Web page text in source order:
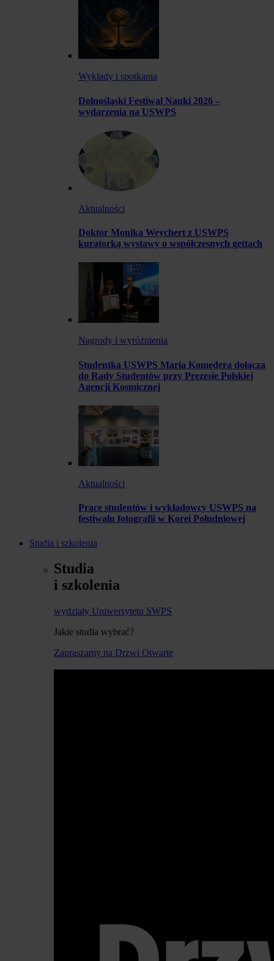
Wykłady i spotkania
Dolnośląski Festiwal Nauki 2026 –
wydarzenia na USWPS
Aktualności
Doktor Monika Weychert z USWPS
kuratorką wystawy o współczesnych gettach
Nagrody i wyróżnienia
Studentka USWPS Maria Komędera dołącza
do Rady Studentów przy Prezesie Polskiej
Agencji Kosmicznej
Aktualności
Prace studentów i wykładowcy USWPS na
festiwalu fotografii w Korei Południowej
Studia i szkolenia
Studia
i szkolenia
wydziały Uniwersytetu SWPS
Jakie studia wybrać?
Zapraszamy na Drzwi Otwarte